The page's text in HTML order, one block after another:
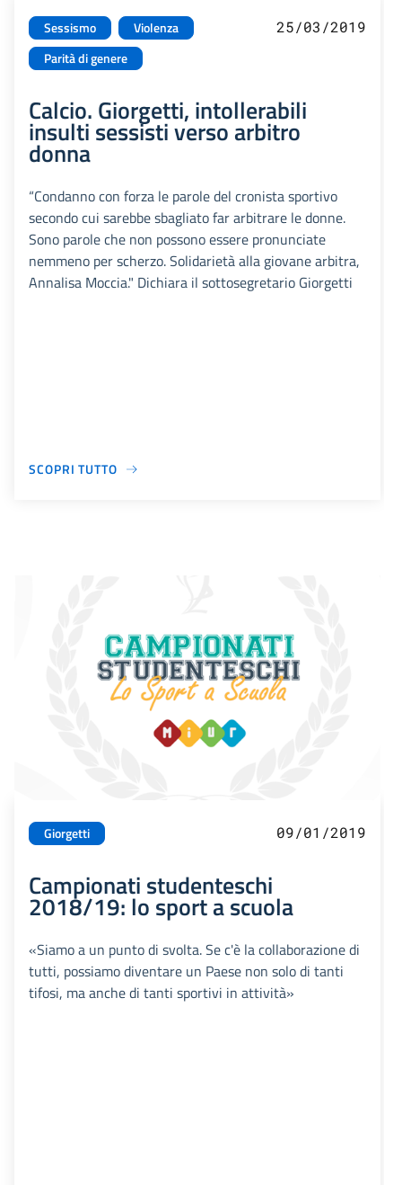
Sessismo
Violenza
Parità di genere
25/03/2019
Calcio. Giorgetti, intollerabili
insulti sessisti verso arbitro
donna
“Condanno con forza le parole del cronista sportivo
secondo cui sarebbe sbagliato far arbitrare le donne.
Sono parole che non possono essere pronunciate
nemmeno per scherzo. Solidarietà alla giovane arbitra,
Annalisa Moccia." Dichiara il sottosegretario Giorgetti
SCOPRI TUTTO
Giorgetti 09/01/2019
Campionati studenteschi
2018/19: lo sport a scuola
«Siamo a un punto di svolta. Se c'è la collaborazione di
tutti, possiamo diventare un Paese non solo di tanti
tifosi, ma anche di tanti sportivi in attività»